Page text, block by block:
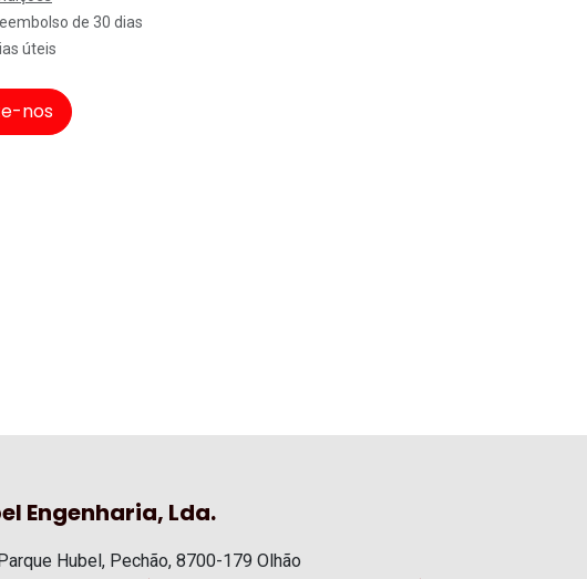
de 30 dias
úteis
nos
Engenharia, Lda.
Hubel, Pechão, 8700-179 Olhão